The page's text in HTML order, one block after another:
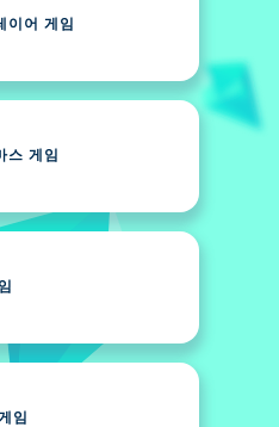
이어 게임
스 게임
임